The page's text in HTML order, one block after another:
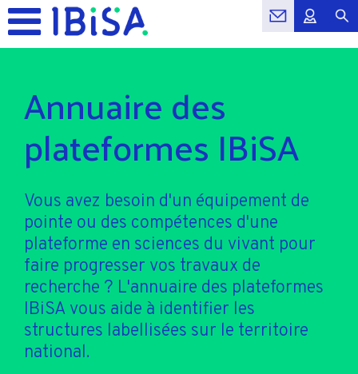
Annuaire des
plateformes IBiSA
Vous avez besoin d'un équipement de
pointe ou des compétences d'une
plateforme en sciences du vivant pour
faire progresser vos travaux de
recherche ? L'annuaire des plateformes
IBiSA vous aide à identifier les
structures labellisées sur le territoire
national.